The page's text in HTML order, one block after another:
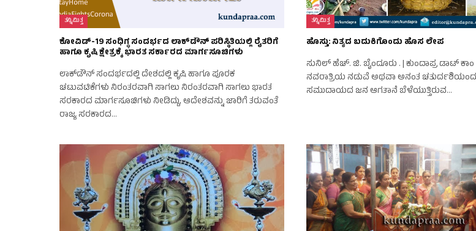
ತನ್ನಿಮಿತ್ತ
ಕೋವಿಡ್-19 ಸಂಧಿಗ್ಧ ಸಂದರ್ಭದ ಲಾಕ್‌ಡೌನ್ ಪರಿಸ್ಥಿತಿಯಲ್ಲಿ ರೈತರಿಗೆ
ಹಾಗೂ ಕೃಷಿ ಕ್ಷೇತ್ರಕ್ಕೆ ಭಾರತ ಸರ್ಕಾರದ ಮಾರ್ಗಸೂಚಿಗಳು
ಲಾಕ್‌ಡೌನ್ ಸಂದರ್ಭದಲ್ಲಿ ದೇಶದಲ್ಲಿ ಕೃಷಿ ಹಾಗೂ ಪೂರಕ
ಚಟುವಟಿಕೆಗಳು ನಿರಂತರವಾಗಿ ಸಾಗಲು ನಿರಂತರವಾಗಿ ಸಾಗಲು ಭಾರತ
ಸರಕಾರದ ಮಾರ್ಗಸೂಚಿಗಳು ನೀಡಿದ್ದು, ಆದೇಶವನ್ನು ಜಾರಿಗೆ ತರುವಂತೆ
ರಾಜ್ಯ ಸರಕಾರದ…
ತನ್ನಿಮಿತ್ತ
ಹೊಸ್ತು: ನಿತ್ಯದ ಬದುಕಿಗೊಂದು ಹೊಸ ಲೇಪ
ಸುನಿಲ್ ಹೆಚ್. ಜಿ. ಬೈಂದೂರು . | ಕುಂದಾಪ್ರ ಡಾಟ್
ನವರಾತ್ರಿಯ ನಡುವೆ ಅಥವಾ ಅನಂತ
ಸಮುದಾಯದ ಜನ ಆಗತಾನೆ ಬೆಳೆಯುತ್ತಿರುವ…